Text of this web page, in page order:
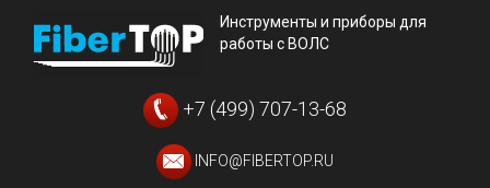
Инструменты и приборы для
работы с ВОЛС
+7 (499) 707-13-68
INFO@FIBERTOP.RU